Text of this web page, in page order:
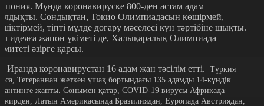
Мұнда коронавируске 800-ден астам адам
Сондықтан, Токио Олимпиадасын көшірмей,
тіпті мүлде доғару мәселесі күн тәртібіне шықты.
идеяға жапон үкіметі де, Халықаралық Олимпиада
әзірге қарсы.
Иранда коронавирустан 16 адам жан тәсілім етті. Түркия
Тегераннан жеткен ұшақ бортындағы 135 адамды 14-күндік
жапты. Сонымен қатар, COVID-19 вирусы Африкада
Латын Америкасында Бразилиядан, Еуропада Австриядан,